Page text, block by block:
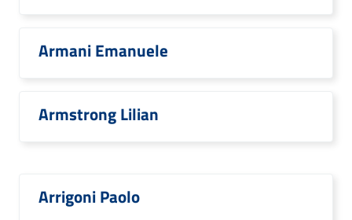
Armani Emanuele
Armstrong Lilian
Arrigoni Paolo